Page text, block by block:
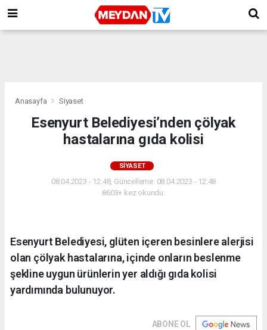
Anasayfa Siyaset
Esenyurt Belediyesi’nden çölyak
hastalarına gıda kolisi
SIYASET
08.04.2023 - 12:48, Güncelleme: 08.04.2023 - 12:48
8603+ kez okundu.
Esenyurt Belediyesi, glüten içeren besinlere alerjisi
olan çölyak hastalarına, içinde onların beslenme
şekline uygun ürünlerin yer aldığı gıda kolisi
yardımında bulunuyor.
ABONE OL